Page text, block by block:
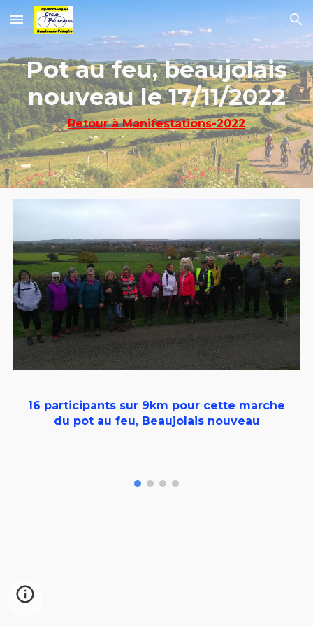
Skip to main content Skip to navigation
Pot au feu, beaujolais
nouveau le 17/11/2022
Retour à Manifestations-2022
16 participants sur 9km pour cette marche
du pot au feu, Beaujolais nouveau